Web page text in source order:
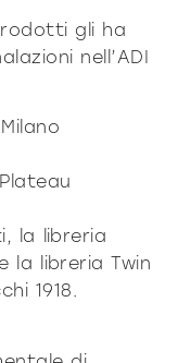
gli ha
nell’ADI
la libreria
la libreria Twin
1918.